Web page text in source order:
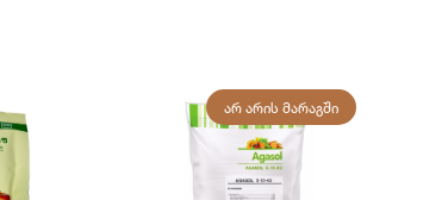
ᲐᲠ ᲐᲠᲘᲡ ᲛᲐᲠᲐᲒᲨᲘ